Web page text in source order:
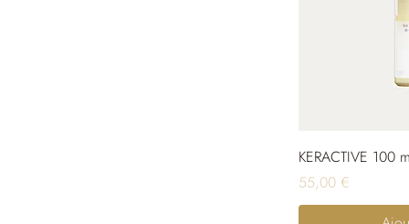
KERACTIVE 100
Prix
55,00 €